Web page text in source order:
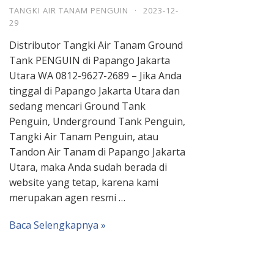
TANGKI AIR TANAM PENGUIN ·
2023-12-
29
Distributor Tangki Air Tanam Ground
Tank PENGUIN di Papango Jakarta
Utara WA 0812-9627-2689 – Jika Anda
tinggal di Papango Jakarta Utara dan
sedang mencari Ground Tank
Penguin, Underground Tank Penguin,
Tangki Air Tanam Penguin, atau
Tandon Air Tanam di Papango Jakarta
Utara, maka Anda sudah berada di
website yang tetap, karena kami
merupakan agen resmi …
Baca Selengkapnya »